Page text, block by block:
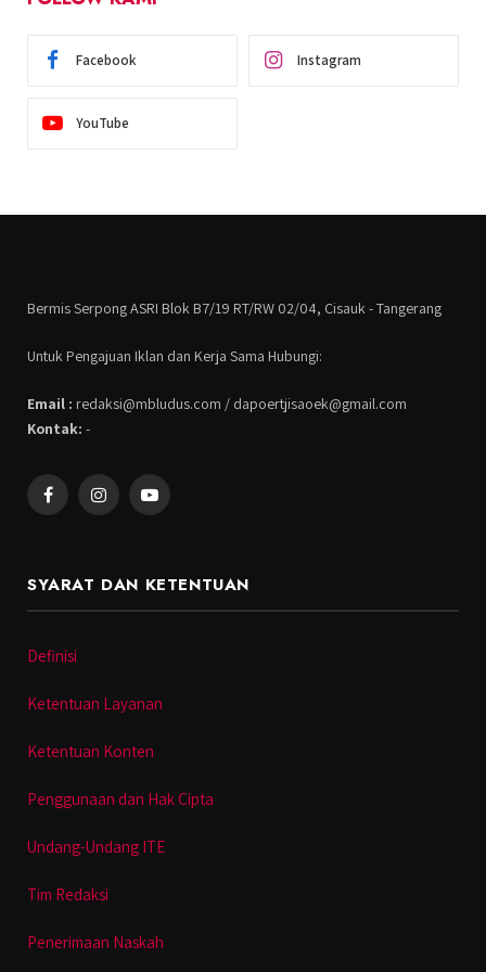
Facebook Instagram
YouTube
Bermis Serpong ASRI Blok B7/19 RT/RW 02/04, Cisauk - Tangerang
Untuk Pengajuan Iklan dan Kerja Sama Hubungi:
Email : redaksi@mbludus.com / dapoertjisaoek@gmail.com
Kontak: -
FacebookInstagramYouTube
SYARAT DAN KETENTUAN
Definisi
Ketentuan Layanan
Ketentuan Konten
Penggunaan dan Hak Cipta
Undang-Undang ITE
Tim Redaksi
Penerimaan Naskah